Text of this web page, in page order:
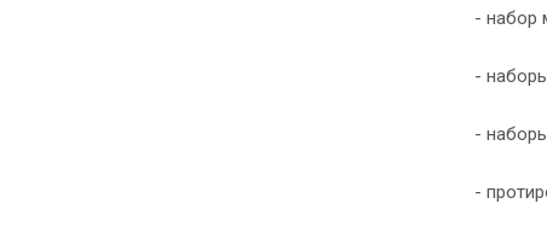
- набор
-
-
-